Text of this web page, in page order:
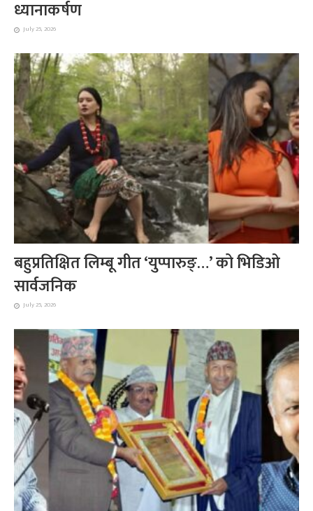
ध्यानाकर्षण
July 25, 2026
बहुप्रतिक्षित लिम्बू गीत ‘युप्पारुङ्…’ को भिडिओ
सार्वजनिक
July 25, 2026